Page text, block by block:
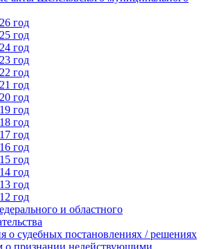
год
год
год
год
год
год
год
год
год
год
год
год
год
год
год
и областного
о судебных постановлениях / решениях
о признании недействующими